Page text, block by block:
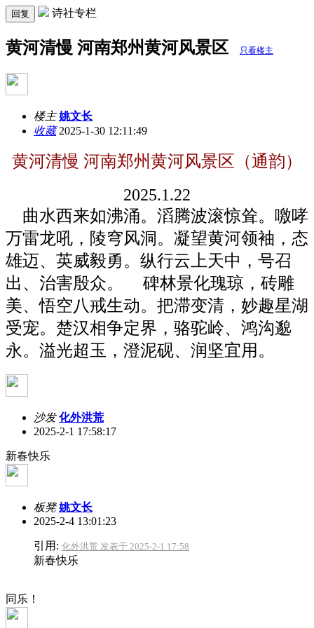
回复 诗社专栏
黄河清慢 河南郑州黄河风景区 只看楼主
楼主 姚文长
收藏2025-1-30 12:11:49
黄河清慢 河南郑州黄河风景区（通韵）
2025.1.22
曲水西来如沸涌。滔腾波滚惊耸。噭哮
万雷龙吼，陵穹风洞。凝望黄河领袖，态
雄迈、英威毅勇。纵行云上天中，号召
出、治害殷众。
碑林景化瑰琼，砖雕
美、悟空八戒生动。把滞变清，妙趣星湖
受宠。楚汉相争定界，骆驼岭、鸿沟邈
永。溢光超玉，澄泥砚、润坚宜用。
沙发 化外洪荒
2025-2-1 17:58:17
新春快乐
板凳 姚文长
2025-2-4 13:01:23
引用: 化外洪荒 发表于 2025-2-1 17:58
新春快乐
同乐！